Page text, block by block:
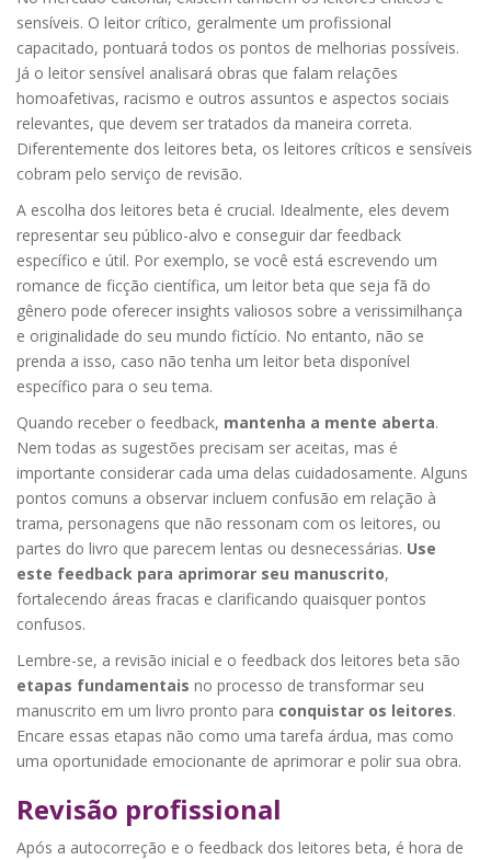
sensíveis. O leitor crítico, geralmente um profissional
capacitado, pontuará todos os pontos de melhorias possíveis.
Já o leitor sensível analisará obras que falam relações
homoafetivas, racismo e outros assuntos e aspectos sociais
relevantes, que devem ser tratados da maneira correta.
Diferentemente dos leitores beta, os leitores críticos e sensíveis
cobram pelo serviço de revisão.
A escolha dos leitores beta é crucial. Idealmente, eles devem
representar seu público-alvo e conseguir dar feedback
específico e útil. Por exemplo, se você está escrevendo um
romance de ficção científica, um leitor beta que seja fã do
gênero pode oferecer insights valiosos sobre a verissimilhança
e originalidade do seu mundo fictício. No entanto, não se
prenda a isso, caso não tenha um leitor beta disponível
específico para o seu tema.
Quando receber o feedback, mantenha a mente aberta.
Nem todas as sugestões precisam ser aceitas, mas é
importante considerar cada uma delas cuidadosamente. Alguns
pontos comuns a observar incluem confusão em relação à
trama, personagens que não ressonam com os leitores, ou
partes do livro que parecem lentas ou desnecessárias. Use
este feedback para aprimorar seu manuscrito,
fortalecendo áreas fracas e clarificando quaisquer pontos
confusos.
Lembre-se, a revisão inicial e o feedback dos leitores beta são
etapas fundamentais no processo de transformar seu
manuscrito em um livro pronto para conquistar os leitores.
Encare essas etapas não como uma tarefa árdua, mas como
uma oportunidade emocionante de aprimorar e polir sua obra.
Revisão profissional
Após a autocorreção e o feedback dos leitores beta, é hora de